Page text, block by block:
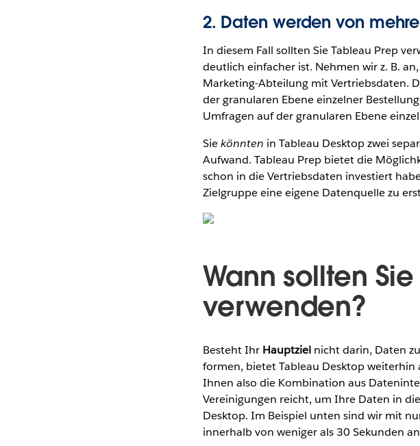
2. Daten werden von
In diesem Fall sollten Sie Tableau Prep
deutlich einfacher ist. Nehmen wir z. B.
Marketing-Abteilung mit Vertriebsdaten.
der granularen Ebene einzelner
Umfragen auf der granularen Ebene
Siekönnten in Tableau Desktop zwei
Aufwand. Tableau Prep bietet die
schon in die Vertriebsdaten investiert
Zielgruppe eine eigene Datenquelle zu
Wann sollten
verwenden?
Besteht Ihr Hauptziel nicht darin, Daten
formen, bietet Tableau Desktop
Ihnen also die Kombination aus
Vereinigungen reicht, um Ihre Daten in
Desktop. Im Beispiel unten sind wir mit
innerhalb von weniger als 30 Sekunden